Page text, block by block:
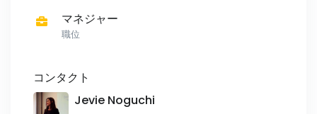
マネジャー
職位
コンタクト
Jevie Noguchi